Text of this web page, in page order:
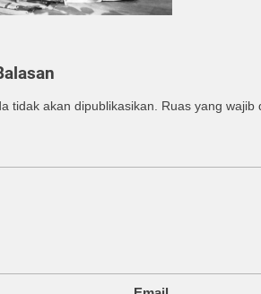
tidak akan dipublikasikan. Ruas yang wajib